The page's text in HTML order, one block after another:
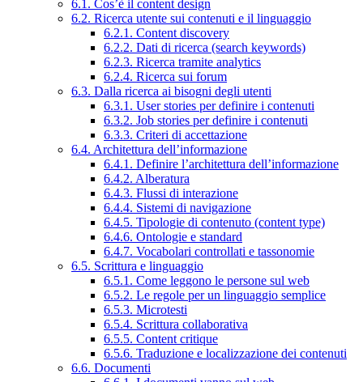
6.1. Cos’è il content design
6.2. Ricerca utente sui contenuti e il linguaggio
6.2.1. Content discovery
6.2.2. Dati di ricerca (search keywords)
6.2.3. Ricerca tramite analytics
6.2.4. Ricerca sui forum
6.3. Dalla ricerca ai bisogni degli utenti
6.3.1. User stories per definire i contenuti
6.3.2. Job stories per definire i contenuti
6.3.3. Criteri di accettazione
6.4. Architettura dell’informazione
6.4.1. Definire l’architettura dell’informazione
6.4.2. Alberatura
6.4.3. Flussi di interazione
6.4.4. Sistemi di navigazione
6.4.5. Tipologie di contenuto (content type)
6.4.6. Ontologie e standard
6.4.7. Vocabolari controllati e tassonomie
6.5. Scrittura e linguaggio
6.5.1. Come leggono le persone sul web
6.5.2. Le regole per un linguaggio semplice
6.5.3. Microtesti
6.5.4. Scrittura collaborativa
6.5.5. Content critique
6.5.6. Traduzione e localizzazione dei contenuti
6.6. Documenti